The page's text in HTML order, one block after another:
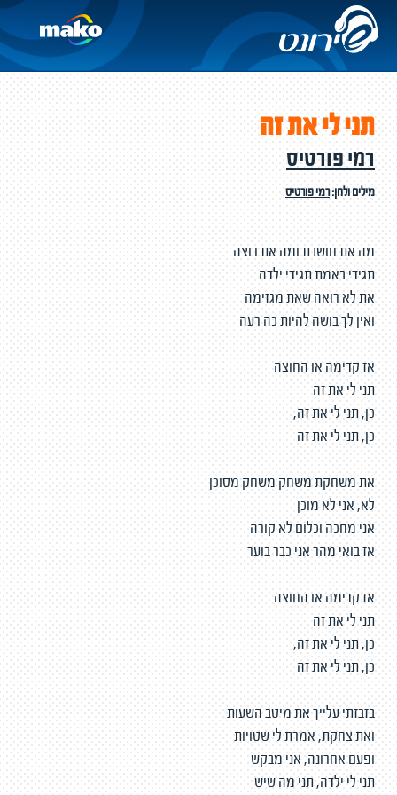
תני לי את זה
רמי פורטיס
מילים ולחן:רמי פורטיס
מה את חושבת ומה את רוצה
תגידי באמת תגידי ילדה
את לא רואה שאת מגזימה
ואין לך בושה להיות כה רעה
אז קדימה או החוצה
תני לי את זה
כן, תני לי את זה,
כן, תני לי את זה
את משחקת משחק משחק מסוכן
לא, אני לא מוכן
אני מחכה וכלום לא קורה
אז בואי מהר אני כבר בוער
אז קדימה או החוצה
תני לי את זה
כן, תני לי את זה,
כן, תני לי את זה
בזבזתי עלייך את מיטב השעות
ואת צחקת, אמרת לי שטויות
ופעם אחרונה, אני מבקש
תני לי ילדה, תני מה שיש